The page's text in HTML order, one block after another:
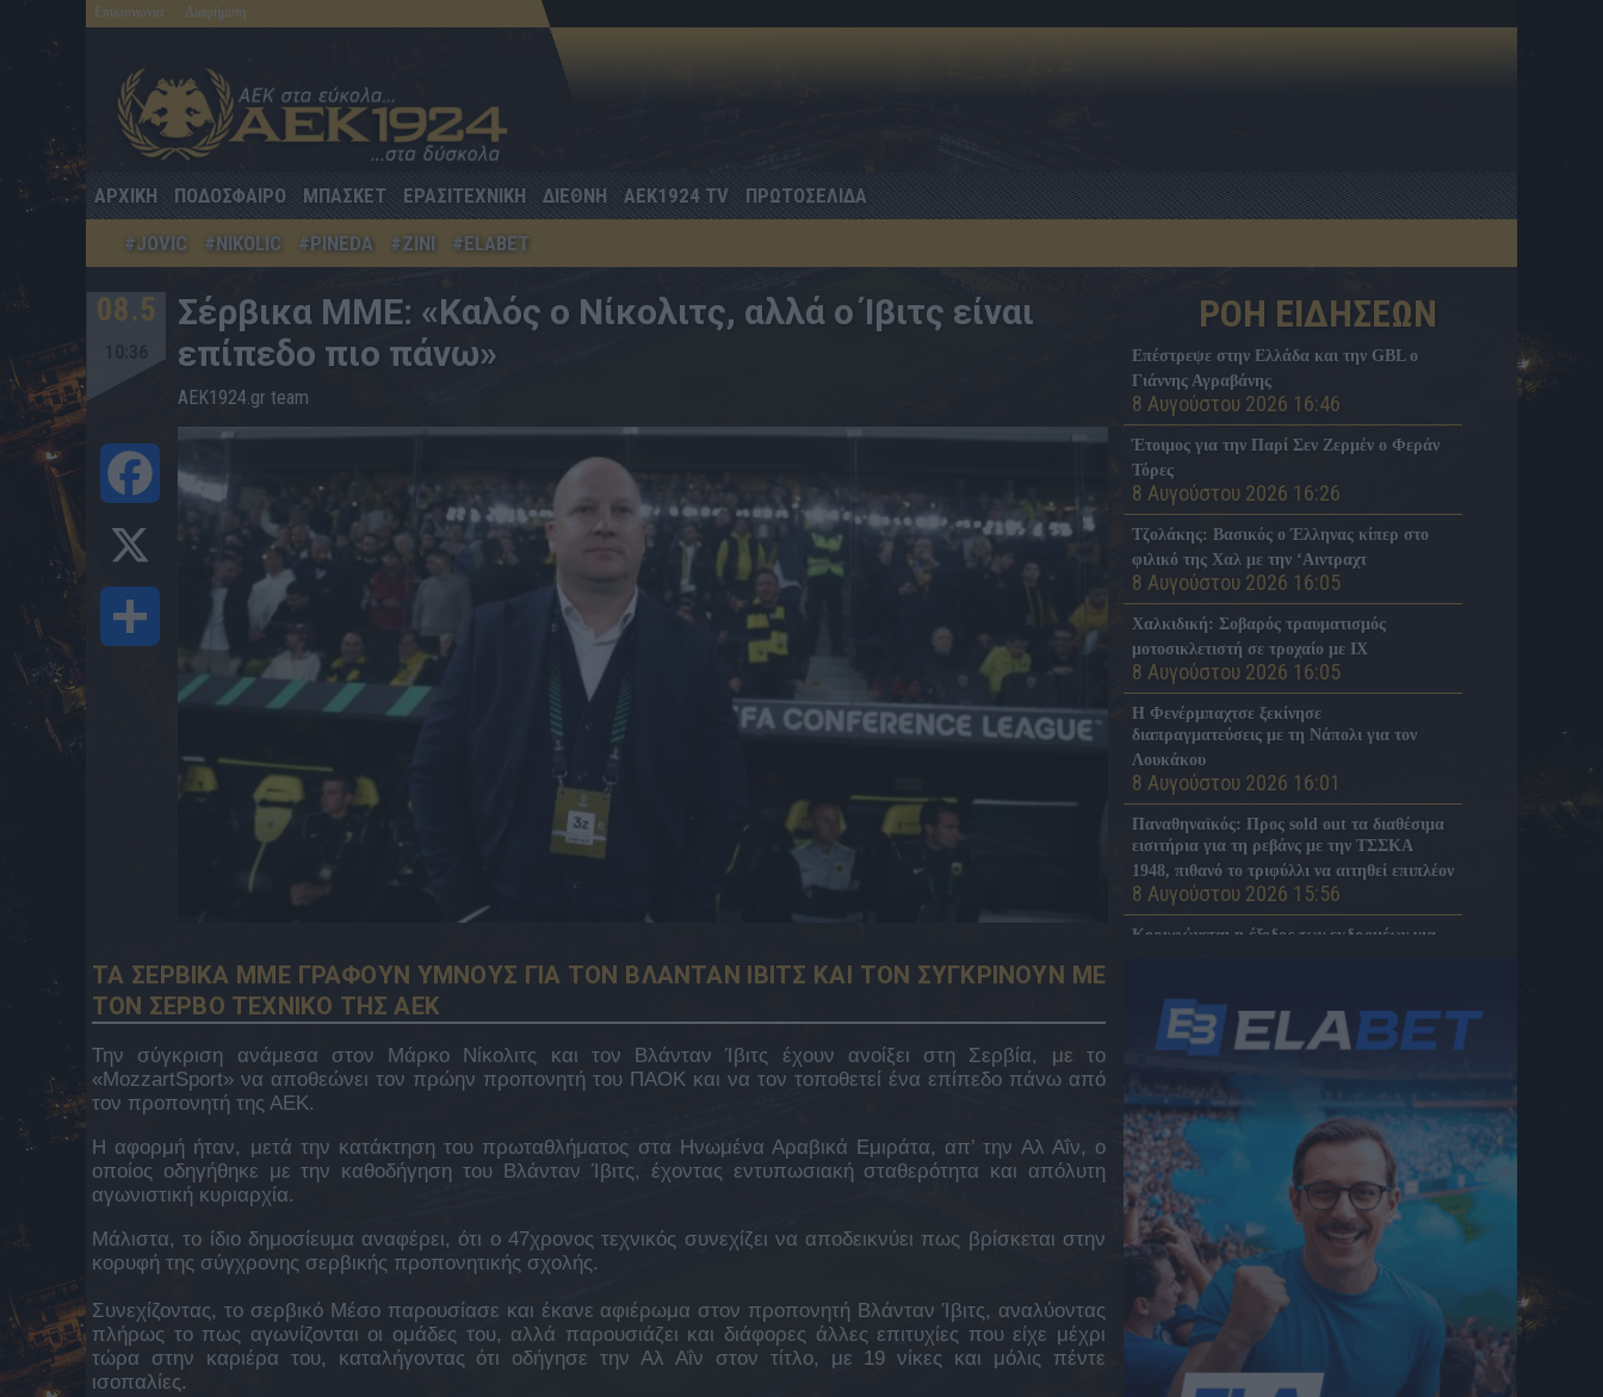
Επικοινωνία Διαφήμιση
ΑΡΧΙΚΗ ΠΟΔΟΣΦΑΙΡΟ ΜΠΑΣΚΕΤ ΕΡΑΣΙΤΕΧΝΙΚΗ ΔΙΕΘΝΗ AEK1924 TV
ΠΡΩΤΟΣΕΛΙΔΑ
#JOVIC
#NIKOLIC #PINEDA #ZINI #ELABET
08.5
Σέρβικα ΜΜΕ: «Καλός ο Νίκολιτς, αλλά ο Ίβιτς είναι
επίπεδο πιο πάνω»
AEK1924.gr team
ΤΑ ΣΕΡΒΙΚΑ ΜΜΕ ΓΡΑΦΟΥΝ ΥΜΝΟΥΣ ΓΙΑ ΤΟΝ ΒΛΑΝΤΑΝ ΙΒΙΤΣ ΚΑΙ ΤΟΝ ΣΥΓΚΡΙΝΟΥΝ ΜΕ
ΤΟΝ ΣΕΡΒΟ ΤΕΧΝΙΚΟ ΤΗΣ ΑΕΚ
Την σύγκριση ανάμεσα στον Μάρκο Νίκολιτς και τον Βλάνταν Ίβιτς έχουν ανοίξει στη Σερβία, με το
«MozzartSport» να αποθεώνει τον πρώην προπονητή του ΠΑΟΚ και να τον τοποθετεί ένα επίπεδο πάνω από
τον προπονητή της ΑΕΚ.
Η αφορμή ήταν, μετά την κατάκτηση του πρωταθλήματος στα Ηνωμένα Αραβικά Εμιράτα, απ’ την Αλ Αΐν, ο
οποίος οδηγήθηκε με την καθοδήγηση του Βλάνταν Ίβιτς, έχοντας εντυπωσιακή σταθερότητα και απόλυτη
αγωνιστική κυριαρχία.
Μάλιστα, το ίδιο δημοσίευμα αναφέρει, ότι ο 47χρονος τεχνικός συνεχίζει να αποδεικνύει πως βρίσκεται στην
κορυφή της σύγχρονης σερβικής προπονητικής σχολής.
Συνεχίζοντας, το σερβικό Μέσο παρουσίασε και έκανε αφιέρωμα στον προπονητή Βλάνταν Ίβιτς, αναλύοντας
πλήρως το πως αγωνίζονται οι ομάδες του, αλλά παρουσιάζει και διάφορες άλλες επιτυχίες που είχε μέχρι
τώρα στην καριέρα του, καταλήγοντας ότι οδήγησε την Αλ Αΐν στον τίτλο, με 19 νίκες και μόλις πέντε
ισοπαλίες.
ΡΟΗ ΕΙΔΗΣΕΩΝ
Επέστρεψε στην Ελλάδα και την GBL ο
Γιάννης Αγραβάνης
8 Αυγούστου 2026 16:46
Έτοιμος για την Παρί Σεν Ζερμέν ο Φεράν
Τόρες
8 Αυγούστου 2026 16:26
Τζολάκης: Βασικός ο Έλληνας κίπερ στο
φιλικό της Χαλ με την ‘Αιντραχτ
8 Αυγούστου 2026 16:05
Χαλκιδική: Σοβαρός τραυματισμός
μοτοσικλετιστή σε τροχαίο με ΙΧ
8 Αυγούστου 2026 16:05
Η Φενέρμπαχτσε ξεκίνησε
διαπραγματεύσεις με τη Νάπολι για τον
Λουκάκου
8 Αυγούστου 2026 16:01
Παναθηναϊκός: Προς sold out τα διαθέσιμα
εισιτήρια για τη ρεβάνς με την ΤΣΣΚΑ
1948, πιθανό το τριφύλλι να αιτηθεί επιπλέον
8 Αυγούστου 2026 15:56
Κορυφώνεται η έξοδος των εκδρομέων για
Η ELABET ονομαστικός χορηγός της ΠΑΕ
ΒΟΛΟΣ σε μια συνεργασία- ορόσημο
Πένθος για τον Μέσι – Έφυγε από τη ζωή ο
πατέρας του
8 Αυγούστου 2026 15:34
Πέθανε ο πατέρας του Λιονέλ Μέσι, Χόρχε
8 Αυγούστου 2026 15:31
ELABET: Σούπερ Bet Builder για τη
Σαουθάμπτον και «Ενισχυμένη»
Μπέρμιγχαμ στο League Cup Αγγλίας
8 Αυγούστου 2026 15:22
Λυκαβηττός: Σε 57χρονη ανήκει η σορός